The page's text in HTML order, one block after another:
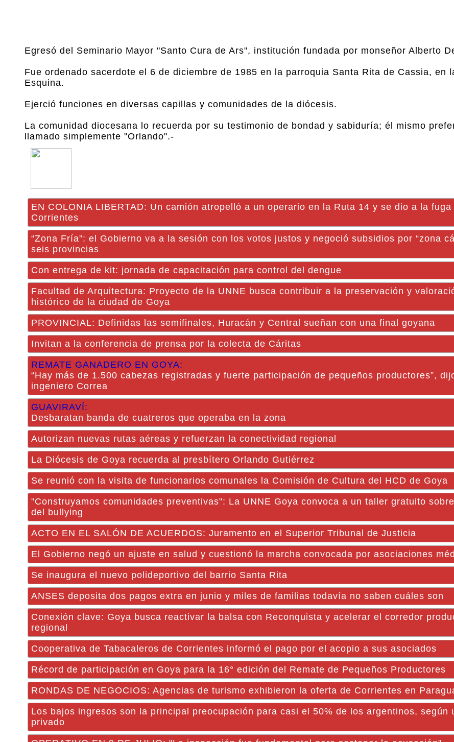
Egresó del Seminario Mayor "Santo Cura de Ars", institución fundada por monseñor Alberto
Fue ordenado sacerdote el 6 de diciembre de 1985 en la parroquia Santa Rita de Cassia, en
Esquina.
Ejerció funciones en diversas capillas y comunidades de la diócesis.
La comunidad diocesana lo recuerda por su testimonio de bondad y sabiduría; él mismo
llamado simplemente "Orlando".-
EN COLONIA LIBERTAD: Un camión atropelló a un operario en la Ruta 14 y se dio a la fuga
Corrientes
“Zona Fría”: el Gobierno va a la sesión con los votos justos y negoció subsidios por “zona
seis provincias
Con entrega de kit: jornada de capacitación para control del dengue
Facultad de Arquitectura: Proyecto de la UNNE busca contribuir a la preservación y
histórico de la ciudad de Goya
PROVINCIAL: Definidas las semifinales, Huracán y Central sueñan con una final goyana
Invitan a la conferencia de prensa por la colecta de Cáritas
REMATE GANADERO EN GOYA:
“Hay más de 1.500 cabezas registradas y fuerte participación de pequeños productores”,
ingeniero Correa
GUAVIRAVÍ:
Desbaratan banda de cuatreros que operaba en la zona
Autorizan nuevas rutas aéreas y refuerzan la conectividad regional
La Diócesis de Goya recuerda al presbítero Orlando Gutiérrez
Se reunió con la visita de funcionarios comunales la Comisión de Cultura del HCD de Goya
"Construyamos comunidades preventivas": La UNNE Goya convoca a un taller gratuito
del bullying
ACTO EN EL SALÓN DE ACUERDOS: Juramento en el Superior Tribunal de Justicia
El Gobierno negó un ajuste en salud y cuestionó la marcha convocada por asociaciones
Se inaugura el nuevo polideportivo del barrio Santa Rita
ANSES deposita dos pagos extra en junio y miles de familias todavía no saben cuáles son
Conexión clave: Goya busca reactivar la balsa con Reconquista y acelerar el corredor
regional
Cooperativa de Tabacaleros de Corrientes informó el pago por el acopio a sus asociados
Récord de participación en Goya para la 16° edición del Remate de Pequeños Productores
RONDAS DE NEGOCIOS: Agencias de turismo exhibieron la oferta de Corrientes en
Los bajos ingresos son la principal preocupación para casi el 50% de los argentinos, según
privado